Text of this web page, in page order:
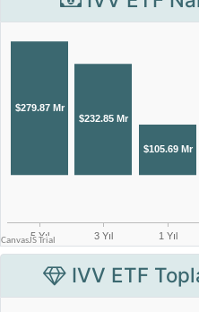
IVV ETF